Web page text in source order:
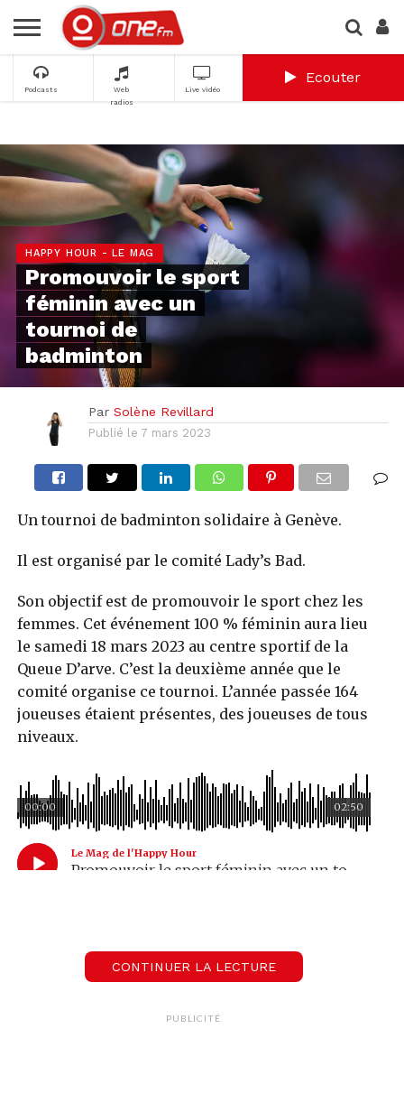
Podcasts
Web
radios
Live vidéo
Ecouter
HAPPY HOUR - LE MAG
Promouvoir le sport
féminin avec un
tournoi de
badminton
Par Solène Revillard
Publié le 7 mars 2023
Un tournoi de badminton solidaire à Genève.
Il est organisé par le comité Lady’s Bad.
Son objectif est de promouvoir le sport chez les
femmes. Cet événement 100 % féminin aura lieu
le samedi 18 mars 2023 au centre sportif de la
Queue D’arve. C’est la deuxième année que le
comité organise ce tournoi. L’année passée 164
joueuses étaient présentes, des joueuses de tous
niveaux.
02:50
00:00
Le Mag de l'Happy Hour
Crédit photo: KEYSTONE Source AP Byline
SAURABH DASCONTINUER LA LECTURE
PUBLICITÉ